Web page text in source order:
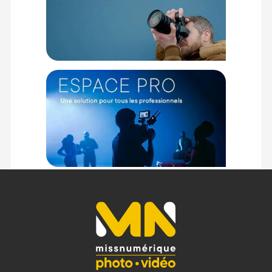
Caractéristiques principales :
PROJECTEURS GODOX LITEMONS LE200BI BLANC
Puissance maximale de 220 W
Température de couleur réglable de 2800 K à 6500 K
Plage de luminosité ajustable de 0 à 100 %
Onze effets spéciaux FX créatifs intégrés
Distance de contrôle Bluetooth jusqu'à 30 mètres
Température de fonctionnement de -20°C à 45°C
Poids net du projecteur de 2,9 kilogrammes